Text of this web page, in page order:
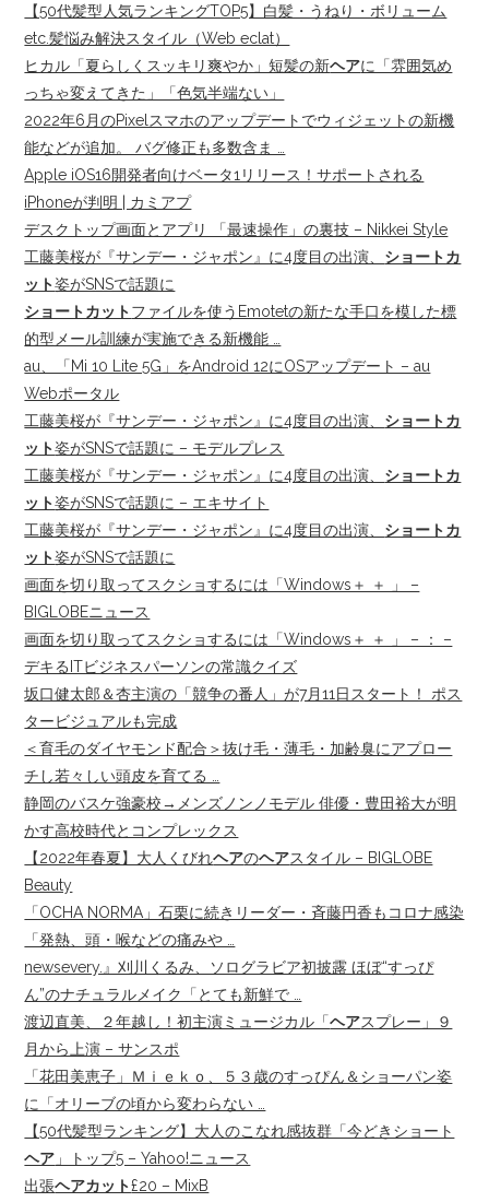
【50代髪型人気ランキングTOP5】白髪・うねり・ボリューム
etc.髪悩み解決スタイル（Web eclat）
ヒカル「夏らしくスッキリ爽やか」短髪の新ヘアに「雰囲気め
っちゃ変えてきた」「色気半端ない」
2022年6月のPixelスマホのアップデートでウィジェットの新機
能などが追加。 バグ修正も多数含ま …
Apple iOS16開発者向けベータ1リリース！サポートされる
iPhoneが判明 | カミアプ
デスクトップ画面とアプリ 「最速操作」の裏技 – Nikkei Style
工藤美桜が『サンデー・ジャポン』に4度目の出演、 ショートカ
ット姿がSNSで話題に
ショートカットファイルを使うEmotetの新たな手口を模した標
的型メール訓練が実施できる新機能 …
au、「Mi 10 Lite 5G」をAndroid 12にOSアップデート – au
Webポータル
工藤美桜が『サンデー・ジャポン』に4度目の出演、 ショートカ
ット姿がSNSで話題に – モデルプレス
工藤美桜が『サンデー・ジャポン』に4度目の出演、 ショートカ
ット姿がSNSで話題に – エキサイト
工藤美桜が『サンデー・ジャポン』に4度目の出演、 ショートカ
ット姿がSNSで話題に
画面を切り取ってスクショするには「Windows＋ ＋ 」 –
BIGLOBEニュース
画面を切り取ってスクショするには「Windows＋ ＋ 」 – ： –
デキるITビジネスパーソンの常識クイズ
坂口健太郎＆杏主演の「競争の番人」が7月11日スタート！ ポス
タービジュアルも完成
＜育毛のダイヤモンド配合＞抜け毛・薄毛・加齢臭にアプロー
チし若々しい頭皮を育てる …
静岡のバスケ強豪校→メンズノンノモデル 俳優・豊田裕大が明
かす高校時代とコンプレックス
【2022年春夏】大人くびれヘアのヘアスタイル – BIGLOBE
Beauty
「OCHA NORMA」石栗に続きリーダー・斉藤円香もコロナ感染
「発熱、頭・喉などの痛みや …
newsevery.』刈川くるみ、ソログラビア初披露 ほぼ“すっぴ
ん”のナチュラルメイク「とても新鮮で …
渡辺直美、２年越し！初主演ミュージカル「ヘアスプレー」９
月から上演 – サンスポ
「花田美恵子」Ｍｉｅｋｏ、５３歳のすっぴん＆ショーパン姿
に「オリーブの頃から変わらない …
【50代髪型ランキング】大人のこなれ感抜群「今どきショート
ヘア 」トップ5 – Yahoo!ニュース
出張ヘアカット£20 – MixB